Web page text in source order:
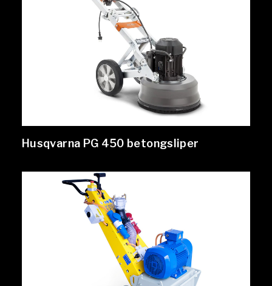
Husqvarna PG 450 betongsliper